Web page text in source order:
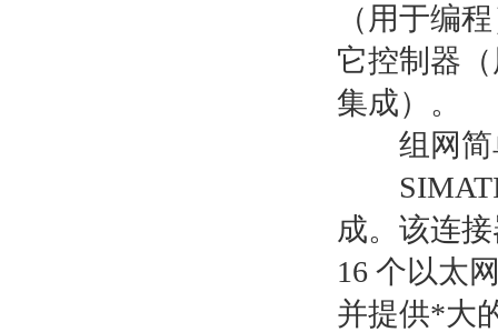
（用于编
它控制器
集成）。
组网简
SIMATIC
成。该连
16 个以太
并提供*大